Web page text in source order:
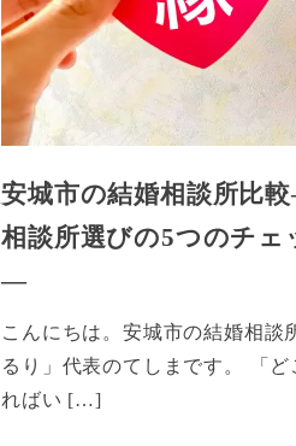
安城市の結婚相談所比
相談所選びの5つのチェ
―
こんにちは。安城市の結婚相談
るり」代表のてしまです。 「ど
ればい […]